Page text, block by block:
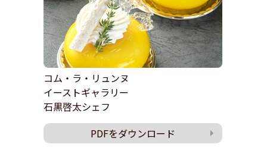
コム・ラ・リュンヌ
イーストギャラリー
石黒啓太シェフ
PDFをダウンロード